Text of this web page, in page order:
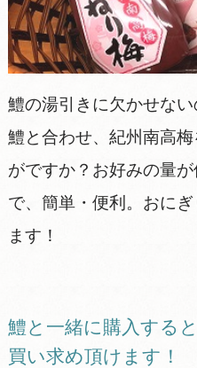
鱧の湯引きに欠かせない
鱧と合わせ、紀州南高
がですか？お好みの量
で、簡単・便利。おに
ます！
鱧と一緒に購入する
買い求め頂けます！